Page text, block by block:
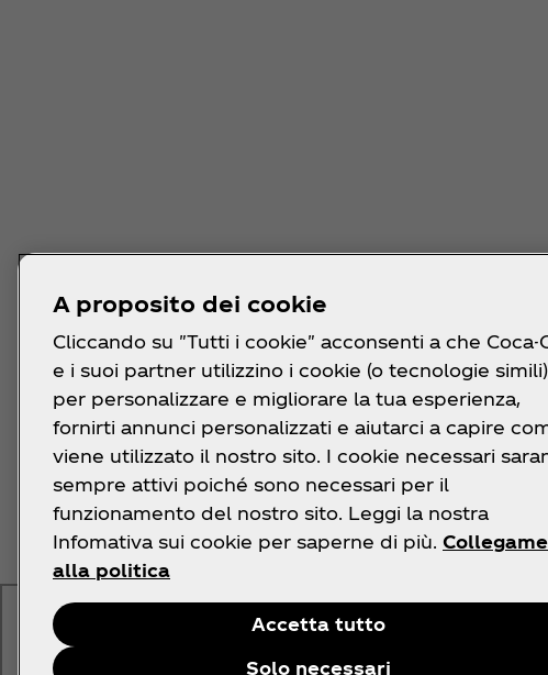
A proposito dei cookie
Cliccando su "Tutti i cookie" acconsenti a che Coca-
e i suoi partner utilizzino i cookie (o tecnologie simili)
per personalizzare e migliorare la tua esperienza,
fornirti annunci personalizzati e aiutarci a capire
viene utilizzato il nostro sito. I cookie necessari
sempre attivi poiché sono necessari per il
funzionamento del nostro sito. Leggi la nostra
Infomativa sui cookie per saperne di più.
alla politica
Accetta tutto
Solo necessari